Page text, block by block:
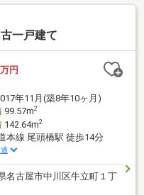
一戸建て
万円
年11月(築8年10ヶ月)
99.57m2
142.64m2
本線 尾頭橋駅 徒歩14分
名古屋市中川区牛立町１丁